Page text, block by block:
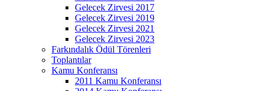
Gelecek Zirvesi 2017
Gelecek Zirvesi 2019
Gelecek Zirvesi 2021
Gelecek Zirvesi 2023
Farkındalık Ödül Törenleri
Toplantılar
Kamu Konferansı
2011 Kamu Konferansı